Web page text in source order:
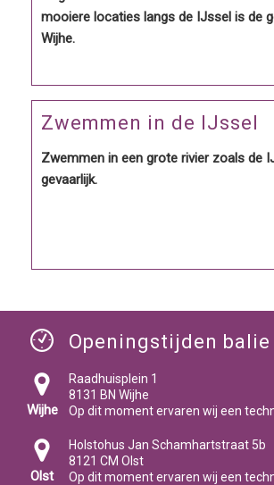
mooiere locaties langs de IJssel is de
Wijhe.
Zwemmen in de IJssel
Zwemmen in een grote rivier zoals de
gevaarlijk.
Openingstijden balie
Wijhe
Raadhuisplein 1
8131 BN Wijhe
Op dit moment ervaren wij een
Olst
Holstohus Jan Schamhartstraat 5b
8121 CM Olst
Op dit moment ervaren wij een